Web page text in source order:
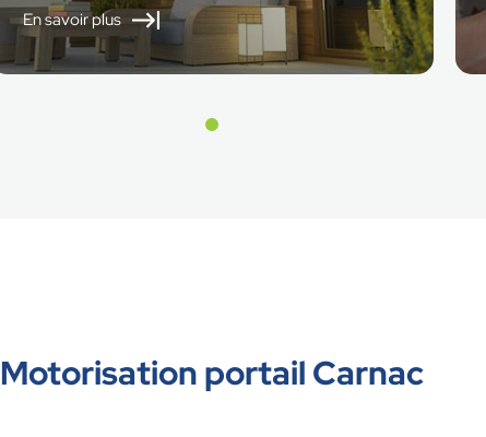
En savoir plus
Motorisation portail Carnac